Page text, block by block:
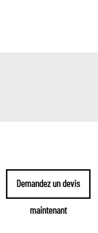
Demandez un devis
maintenant